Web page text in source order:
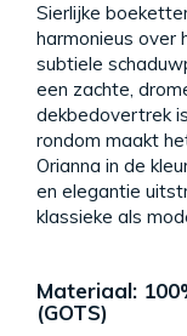
Sierlijke
harmonieus over
subtiele
een zachte,
dekbedovertrek
rondom maakt
Orianna in de
en elegantie
klassieke als
Materiaal:
(GOTS)